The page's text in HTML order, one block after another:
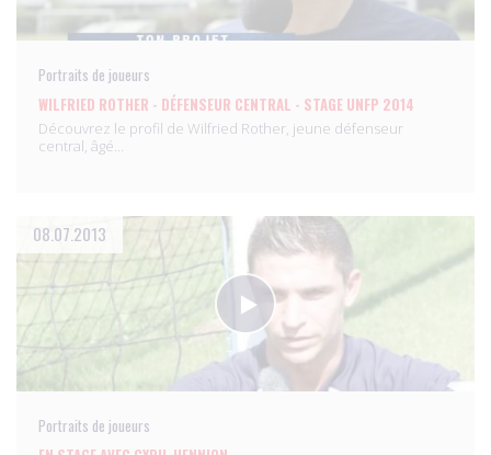
Portraits de joueurs
WILFRIED ROTHER - DÉFENSEUR CENTRAL - STAGE UNFP 2014
Découvrez le profil de Wilfried Rother, jeune défenseur
central, âgé…
08.07.2013
Portraits de joueurs